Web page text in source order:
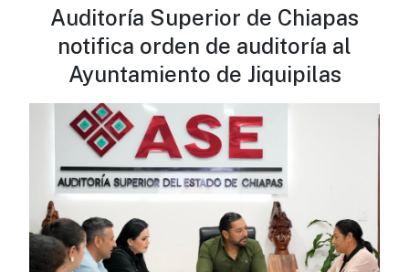
Auditoría Superior de Chiapas
notifica orden de auditoría al
Ayuntamiento de Jiquipilas